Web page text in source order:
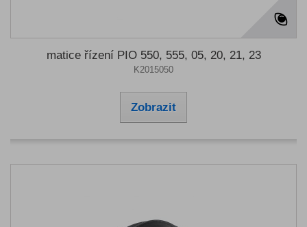
matice řízení PIO 550, 555, 05, 20, 21, 23
K2015050
Zobrazit